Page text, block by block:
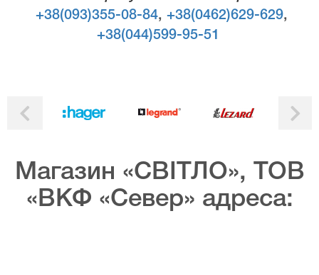
+38(093)355-08-84, +38(0462)629-629,
+38(044)599-95-51
Магазин «СВІТЛО», ТОВ
«ВКФ «Север» адреса: